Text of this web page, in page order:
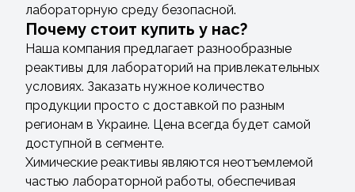
лабораторную среду безопасной.
Почему стоит купить у нас?
Наша компания предлагает разнообразные
реактивы для лабораторий на привлекательных
условиях. Заказать нужное количество
продукции просто с доставкой по разным
регионам в Украине. Цена всегда будет самой
доступной в сегменте.
Химические реактивы являются неотъемлемой
частью лабораторной работы, обеспечивая